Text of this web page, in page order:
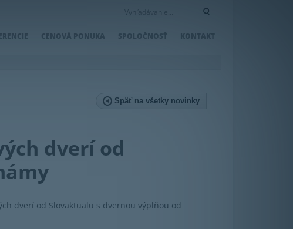
CENOVÁ PONUKA SPOLOČNOSŤ KONTAKT
Späť na všetky novinky
dverí od
dverí od Slovaktualu s dvernou výplňou od